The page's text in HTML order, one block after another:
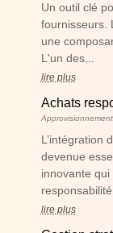
Un outil clé
fournisseurs.
une
L'un des...
lire plus
Achats
L’intégration
devenue
innovante
lire plus